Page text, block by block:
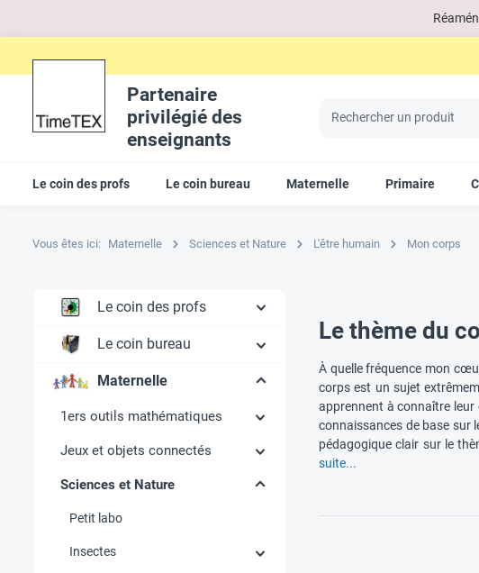
Partenaire
privilégié des
enseignants
Le coin des profs Le coin bureau Maternelle Primaire
Vous êtes ici: Maternelle Sciences et Nature L'être humain Mon corps
Le coin des profs
Le coin bureau
Maternelle
1ers outils mathématiques
Jeux et objets connectés
Sciences et Nature
Petit labo
Insectes
Le thème du
À quelle fréquence mon
corps est un sujet
apprennent à connaître
connaissances de base sur
pédagogique clair sur le
suite...